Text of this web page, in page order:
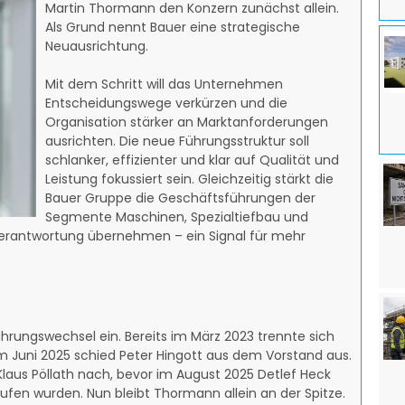
Martin Thormann den Konzern zunächst allein.
Als Grund nennt Bauer eine strategische
Neuausrichtung.
Mit dem Schritt will das Unternehmen
Entscheidungswege verkürzen und die
Organisation stärker an Marktanforderungen
ausrichten. Die neue Führungsstruktur soll
schlanker, effizienter und klar auf Qualität und
Leistung fokussiert sein. Gleichzeitig stärkt die
Bauer Gruppe die Geschäftsführungen der
Segmente Maschinen, Spezialtiefbau und
übernehmen – ein Signal für mehr
ein. Bereits im März 2023 trennte sich
2025 schied Peter Hingott aus dem Vorstand aus.
Pöllath nach, bevor im August 2025 Detlef Heck
wurden. Nun bleibt Thormann allein an der Spitze.